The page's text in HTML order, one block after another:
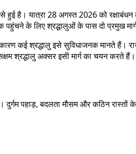
है। यात्रा 28 अगस्त 2026 को रक्षाबंधन
पहुंचने के लिए श्रद्धालुओं के पास दो प्रमुख
कारण कई श्रद्धालु इसे सुविधाजनक मानते
श्रद्धालु अक्सर इसी मार्ग का चयन करते हैं।
दुर्गम पहाड़, बदलता मौसम और कठिन